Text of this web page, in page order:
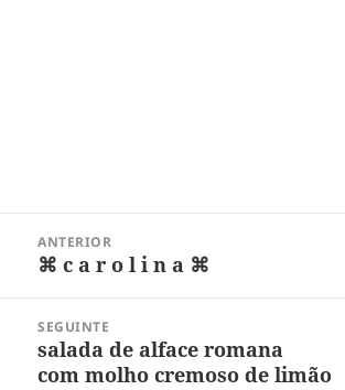
ANTERIOR
Post
⌘ c a r o l i n a ⌘
SEGUINTE
Próximo
post:
salada de alface romana
com molho cremoso de limão